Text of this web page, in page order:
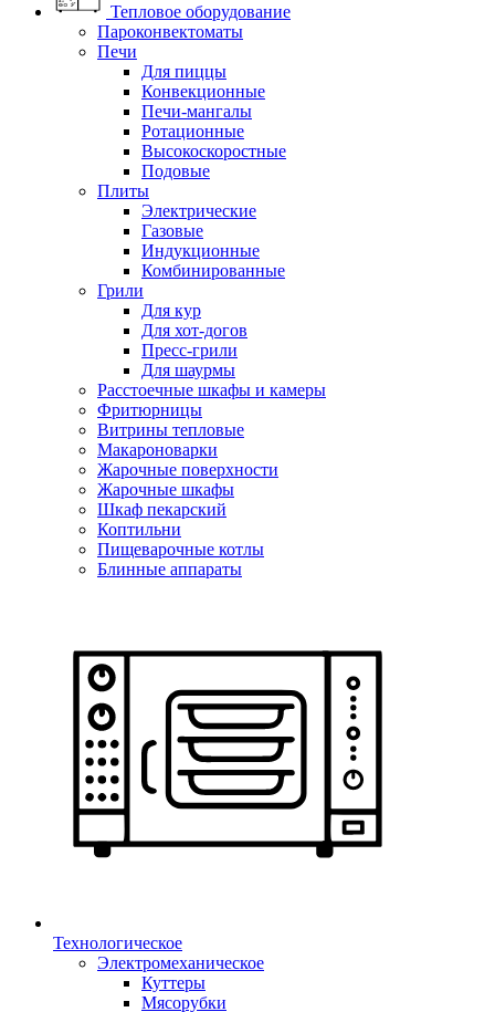
Тепловое оборудование
Пароконвектоматы
Печи
Для пиццы
Конвекционные
Печи-мангалы
Ротационные
Высокоскоростные
Подовые
Плиты
Электрические
Газовые
Индукционные
Комбинированные
Грили
Для кур
Для хот-догов
Пресс-грили
Для шаурмы
Расстоечные шкафы и камеры
Фритюрницы
Витрины тепловые
Макароноварки
Жарочные поверхности
Жарочные шкафы
Шкаф пекарский
Коптильни
Пищеварочные котлы
Блинные аппараты
Технологическое
Электромеханическое
Куттеры
Мясорубки